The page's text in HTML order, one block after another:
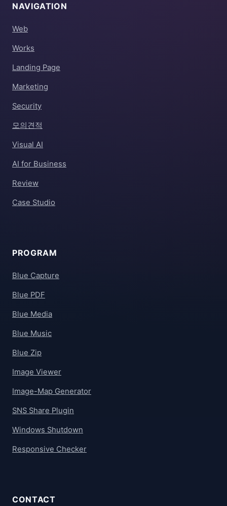
NAVIGATION
Web
Works
Landing Page
Marketing
Security
모의견적
Visual AI
AI for Business
Review
Case Studio
PROGRAM
Blue Capture
Blue PDF
Blue Media
Blue Music
Blue Zip
Image Viewer
Image-Map Generator
SNS Share Plugin
Windows Shutdown
Responsive Checker
CONTACT